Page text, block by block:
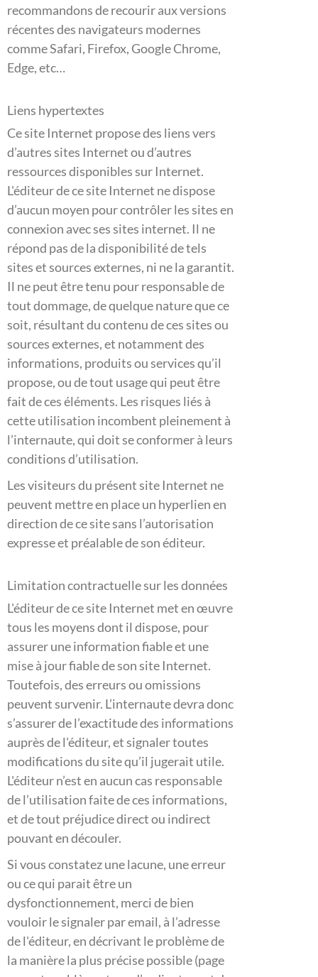
recommandons de recourir aux versions
récentes des navigateurs modernes
comme Safari, Firefox, Google Chrome,
Edge, etc…
Liens hypertextes
Ce site Internet propose des liens vers
d’autres sites Internet ou d’autres
ressources disponibles sur Internet.
L'éditeur de ce site Internet ne dispose
d’aucun moyen pour contrôler les sites en
connexion avec ses sites internet. Il ne
répond pas de la disponibilité de tels
sites et sources externes, ni ne la garantit.
Il ne peut être tenu pour responsable de
tout dommage, de quelque nature que ce
soit, résultant du contenu de ces sites ou
sources externes, et notamment des
informations, produits ou services qu’il
propose, ou de tout usage qui peut être
fait de ces éléments. Les risques liés à
cette utilisation incombent pleinement à
l’internaute, qui doit se conformer à leurs
conditions d’utilisation.
Les visiteurs du présent site Internet ne
peuvent mettre en place un hyperlien en
direction de ce site sans l’autorisation
expresse et préalable de son éditeur.
Limitation contractuelle sur les données
L'éditeur de ce site Internet met en œuvre
tous les moyens dont il dispose, pour
assurer une information fiable et une
mise à jour fiable de son site Internet.
Toutefois, des erreurs ou omissions
peuvent survenir. L’internaute devra donc
s’assurer de l’exactitude des informations
auprès de l'éditeur, et signaler toutes
modifications du site qu’il jugerait utile.
L'éditeur n’est en aucun cas responsable
de l’utilisation faite de ces informations,
et de tout préjudice direct ou indirect
pouvant en découler.
Si vous constatez une lacune, une erreur
ou ce qui parait être un
dysfonctionnement, merci de bien
vouloir le signaler par email, à l’adresse
de l'éditeur, en décrivant le problème de
la manière la plus précise possible (page